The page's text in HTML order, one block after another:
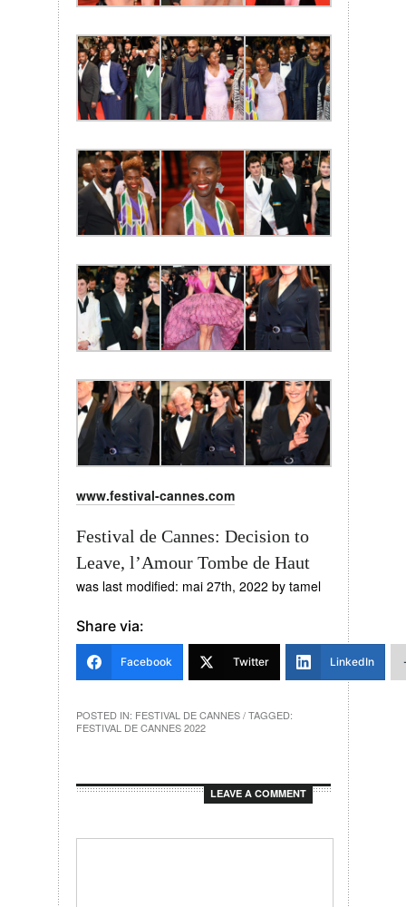
www.festival-cannes.com
Festival de Cannes: Decision to
Leave, l’Amour Tombe de Haut
was last modified: mai 27th, 2022 by tamel
Share via:
Facebook Twitter LinkedIn
POSTED IN: FESTIVAL DE CANNES / TAGGED:
FESTIVAL DE CANNES 2022
LEAVE A COMMENT